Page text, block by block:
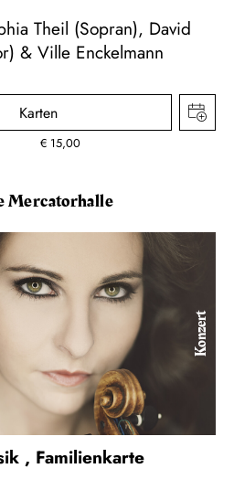
Theil (Sopran), David
& Ville Enckelmann
Karten
€ 15,00
Mercatorhalle
Konzert
, Familienkarte